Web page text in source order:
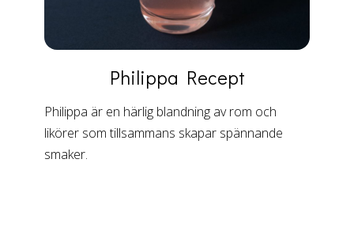
Philippa Recept
Philippa är en härlig blandning av rom och
likörer som tillsammans skapar spännande
smaker.